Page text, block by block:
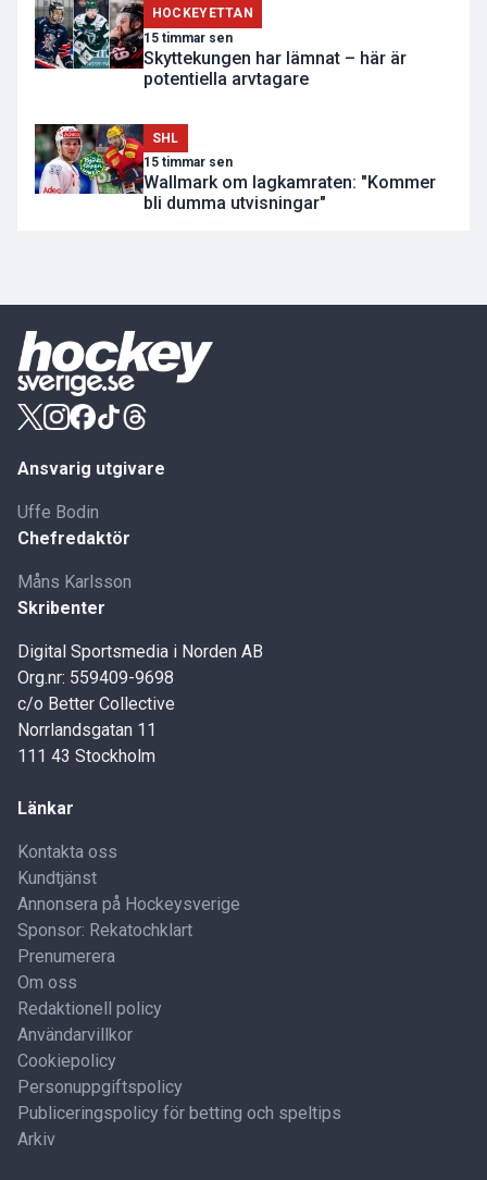
HOCKEYETTAN
15 timmar sen
Skyttekungen har lämnat – här är
potentiella arvtagare
SHL
15 timmar sen
Wallmark om lagkamraten: "Kommer
bli dumma utvisningar"
Ansvarig utgivare
Uffe Bodin
Chefredaktör
Måns Karlsson
Skribenter
Digital Sportsmedia i Norden AB
Org.nr: 559409-9698
c/o Better Collective
Norrlandsgatan 11
111 43 Stockholm
Länkar
Kontakta oss
Kundtjänst
Annonsera på Hockeysverige
Sponsor: Rekatochklart
Prenumerera
Om oss
Redaktionell policy
Användarvillkor
Cookiepolicy
Personuppgiftspolicy
Publiceringspolicy för betting och speltips
Arkiv